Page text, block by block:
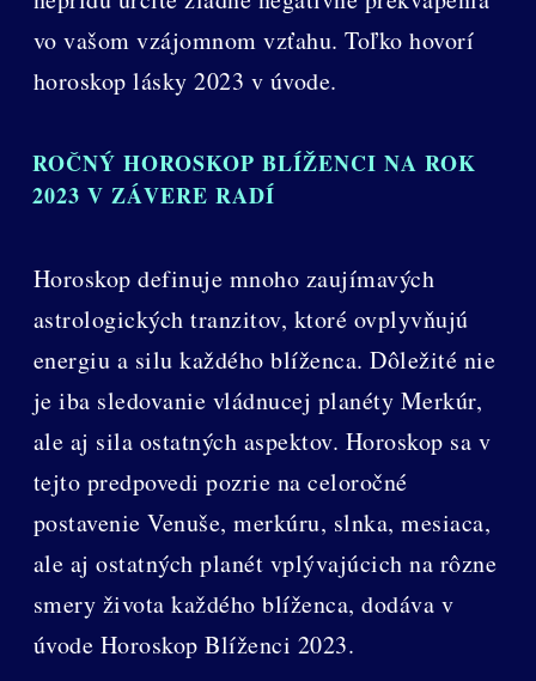
vo vašom vzájomnom vzťahu. Toľko hovorí
horoskop lásky 2023 v úvode.
ROČNÝ HOROSKOP BLÍŽENCI NA ROK
2023 V ZÁVERE RADÍ
Horoskop definuje mnoho zaujímavých
astrologických tranzitov, ktoré ovplyvňujú
energiu a silu každého blíženca. Dôležité nie
je iba sledovanie vládnucej planéty Merkúr,
ale aj sila ostatných aspektov. Horoskop sa v
tejto predpovedi pozrie na celoročné
postavenie Venuše, merkúru, slnka, mesiaca,
ale aj ostatných planét vplývajúcich na rôzne
smery života každého blíženca, dodáva v
úvode Horoskop Blíženci 2023.